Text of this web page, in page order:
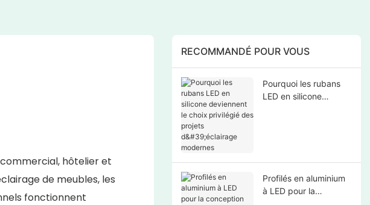
hôtelier et
de meubles, les
fonctionnent
RECOMMANDÉ POUR VOUS
Pourquoi les rubans
LED en silicone
Profilés en aluminium
à LED pour la